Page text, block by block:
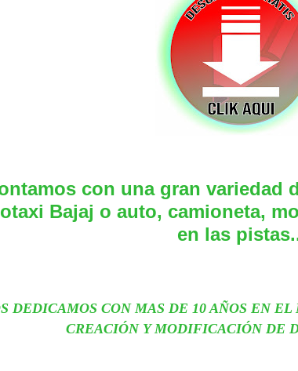
con una gran variedad
Bajaj o auto, camioneta,
en las
DEDICAMOS CON MAS DE 10 AÑOS EN
CREACIÓN Y MODIFICACIÓN DE